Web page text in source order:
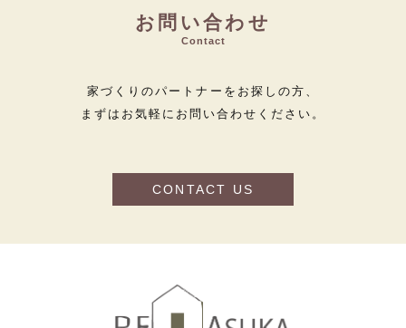
お問い合わせ
Contact
家づくりのパートナーをお探しの方、
まずはお気軽にお問い合わせください。
CONTACT US